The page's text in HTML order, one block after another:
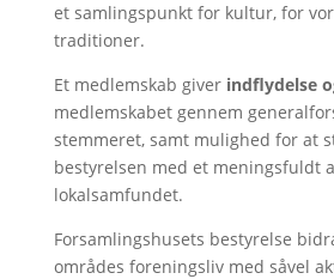
et samlingspunkt for kultur, for
traditioner.
Et medlemskab giver indflydelse
medlemskabet gennem
stemmeret, samt mulighed for at
bestyrelsen med et meningsfuldt
lokalsamfundet.
Forsamlingshusets bestyrelse
områdes foreningsliv med såvel